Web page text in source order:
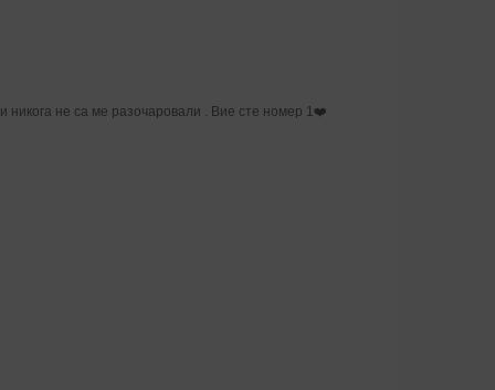
никога не са ме разочаровали . Вие сте номер 1❤️